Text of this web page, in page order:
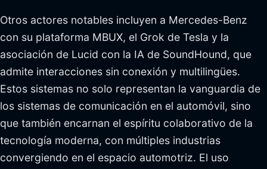
Otros actores notables incluyen a Mercedes-Benz
con su plataforma MBUX, el Grok de Tesla y la
asociación de Lucid con la IA de SoundHound, que
admite interacciones sin conexión y multilingües.
Estos sistemas no solo representan la vanguardia de
los sistemas de comunicación en el automóvil, sino
que también encarnan el espíritu colaborativo de la
tecnología moderna, con múltiples industrias
convergiendo en el espacio automotriz. El uso